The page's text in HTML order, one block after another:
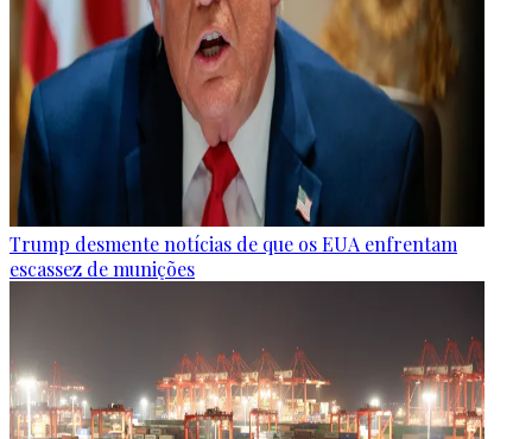
Trump desmente notícias de que os EUA enfrentam
escassez de munições